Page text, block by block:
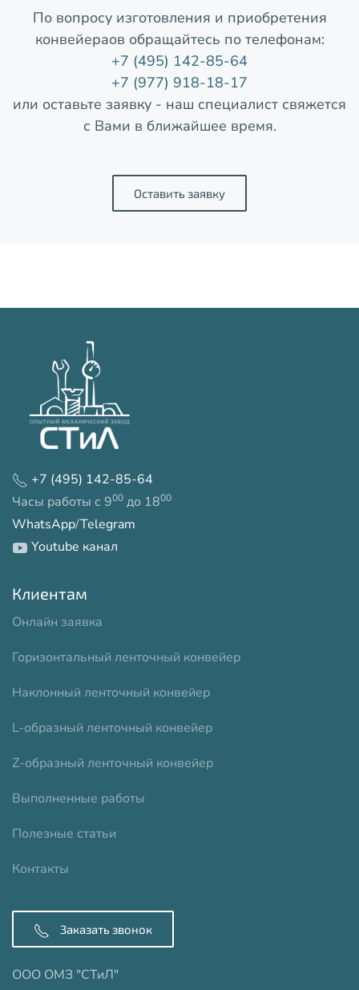
По вопросу изготовления и приобретения
конвейераов обращайтесь по телефонам:
+7 (495) 142-85-64
+7 (977) 918-18-17
или оставьте заявку - наш специалист свяжется
с Вами в ближайшее время.
Оставить заявку
+7 (495) 142-85-64
Часы работы с 900 до 1800
WhatsApp/Telegram
Youtube канал
Клиентам
Онлайн заявка
Горизонтальный ленточный конвейер
Наклонный ленточный конвейер
L-образный ленточный конвейер
Z-образный ленточный конвейер
Выполненные работы
Полезные статьи
Контакты
Заказать звонок
ООО ОМЗ "СТиЛ"